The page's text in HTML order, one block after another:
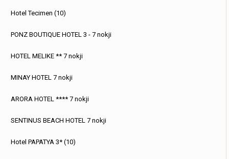
Hotel Tecimen (10)
PONZ BOUTIQUE HOTEL 3 - 7 nokji
HOTEL MELIKE ** 7 nokji
MINAY HOTEL 7 nokji
ARORA HOTEL **** 7 nokji
SENTINUS BEACH HOTEL 7 nokji
Hotel PAPATYA 3* (10)